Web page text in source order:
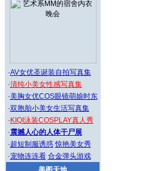
·AV女优圣诞装自拍写真集
·清纯小美女性感写真集
·美胸女优COS眼镜萌娘时东
·双胞胎小美女生活写真集
· KIQI泳装COSPLAY真人秀
·震撼人心的人体干尸展
·超短制服诱惑 惊艳美女秀
·宠物连连看 合金弹头游戏